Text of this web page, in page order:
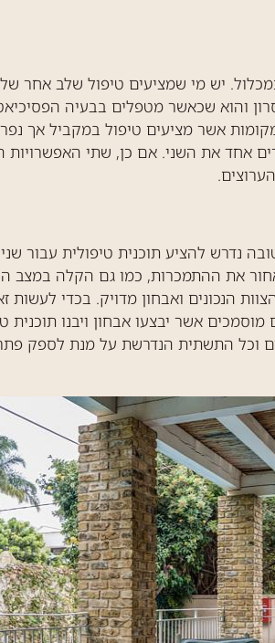
יש מי שמציעים טיפול שלב אחר
והוא שכאשר מטפלים בבעיה
אשר מציעים טיפול במקביל אך
אחד את השני. אם כן, שתי האפשרויות
נדרש להציע תוכנית טיפולית
את ההתמכרות, כמו גם הקלה במצב
הנכונים ואבחון מדויק. בכדי לעשות
מוסמכים אשר יבצעו אבחון ויבנו
וכל התשתית הנדרשת על מנת לספק